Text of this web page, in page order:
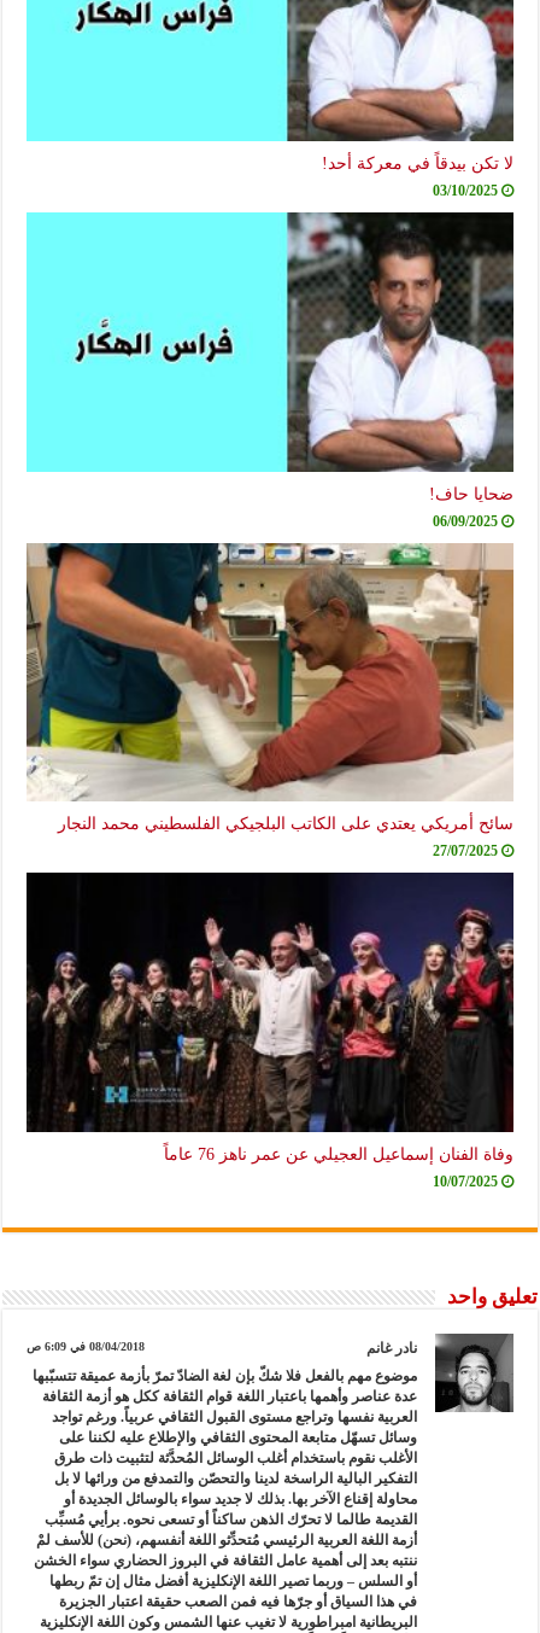
لا تكن بيدقاً في معركة أحد!
03/10/2025
ضحايا حاف!
06/09/2025
سائح أمريكي يعتدي على الكاتب البلجيكي الفلسطيني محمد النجار
27/07/2025
وفاة الفنان إسماعيل العجيلي عن عمر ناهز 76 عاماً
10/07/2025
تعليق واحد
نادر غانم 08/04/2018 في 6:09 ص
موضوع مهم بالفعل فلا شكّ بإن لغة الضادّ تمرّ بأزمة عميقة تتسبّبها
عدة عناصر وأهمها باعتبار اللغة قوام الثقافة ككل هو أزمة الثقافة
العربية نفسها وتراجع مستوى القبول الثقافي عربياً. ورغم تواجد
وسائل تسهّل متابعة المحتوى الثقافي والإطلاع عليه لكننا على
الأغلب نقوم باستخدام أغلب الوسائل المُحدَّثة لتثبيت ذات طرق
التفكير البالية الراسخة لدينا والتحصّن والتمدفع من ورائها لا بل
محاولة إقناع الآخر بها. بذلك لا جديد سواء بالوسائل الجديدة أو
القديمة طالما لا تحرّك الذهن ساكناً أو تسعى نحوه. برأيي مُسبِّب
أزمة اللغة العربية الرئيسي مُتحدِّثو اللغة أنفسهم، (نحن) للأسف لمْ
ننتبه بعد إلى أهمية عامل الثقافة في البروز الحضاري سواء الخشن
أو السلس – وربما تصير اللغة الإنكليزية أفضل مثال إن تمّ ربطها
في هذا السياق أو جرّها فيه فمن الصعب حقيقة اعتبار الجزيرة
البريطانية امبراطورية لا تغيب عنها الشمس وكون اللغة الإنكليزية